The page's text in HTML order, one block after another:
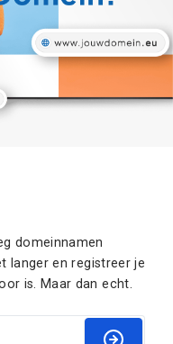
domeinnamen
langer en registreer je
is. Maar dan echt.